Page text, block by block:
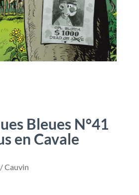
Bleues N°41
en Cavale
Cauvin